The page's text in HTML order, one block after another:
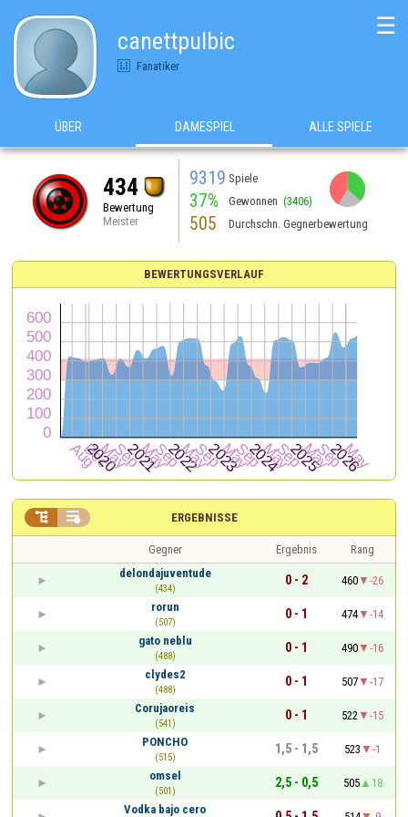
canettpulbic
Fanatiker
☰
ÜBER DAMESPIEL ALLE SPIELE
434
Bewertung
Meister
9319 Spiele
37% Gewonnen (3406)
505 Durchschn. Gegnerbewertung
BEWERTUNGSVERLAUF
ERGEBNISSE
 
Gegner Ergebnis
Rang
delondajuventude
(434)
0 - 2 460
-26
rorun
(507)
0 - 1 474
-14
gato neblu
(488)
0 - 1 490
-16
clydes2
(488)
0 - 1 507
-17
Corujaoreis
(541)
0 - 1 522
-15
PONCHO
(515)
1,5 - 1,5 523
-1
omsel
(501)
2,5 - 0,5 505
18
Vodka bajo cero